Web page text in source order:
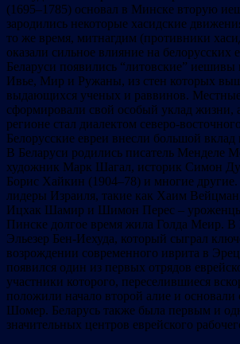
(1695–1785) основал в Минске вторую
зародились некоторые хасидские
то же время, митнагдим (противники
оказали сильное влияние на белорусских
Беларуси появились “литовские”
Ивье, Мир и Ружаны, из стен которых
выдающихся ученых и раввинов.
сформировали свой особый уклад жизни,
регионе стал диалектом северо-
Белорусские евреи внесли большой вклад
В Беларуси родились писатель Менделе
художник Марк Шагал, историк Симон
Борис Хайкин (1904–78) и многие
лидеры Израиля, такие как Хаим
Ицхак Шамир и Шимон Перес –
Пинске долгое время жила Голда Меир. В
Эльезер Бен-Иехуда, который сыграл
возрождении современного иврита в
появился один из первых отрядов
участники которого, переселившиеся
положили начало второй алие и основали
Шомер. Беларусь также была первым и
значительных центров еврейского